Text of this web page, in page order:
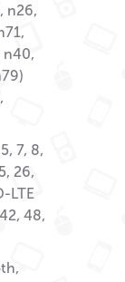
n26,
n40,
7, 8,
26,
LTE
48,